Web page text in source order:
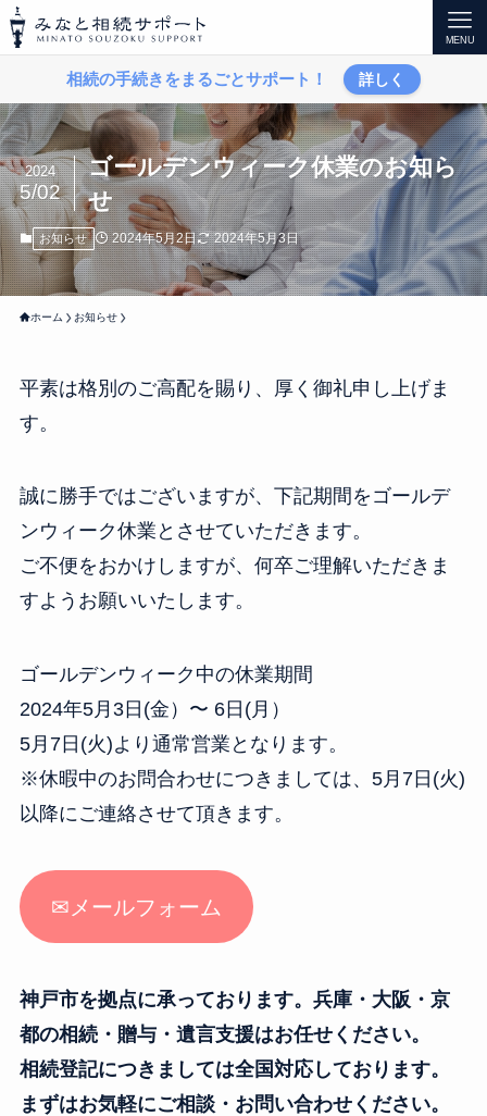
みなと相続サポート
MENU
相続の手続きをまるごとサポート！ 詳しく
ゴールデンウィーク休業のお知ら
せ
2024
5/02
お知らせ 2024年5月2日 2024年5月3日
ホーム お知らせ
平素は格別のご高配を賜り、厚く御礼申し上げま
す。
誠に勝手ではございますが、下記期間をゴールデ
ンウィーク休業とさせていただきます。
ご不便をおかけしますが、何卒ご理解いただきま
すようお願いいたします。
ゴールデンウィーク中の休業期間
2024年5月3日(金）〜 6日(月）
5月7日(火)より通常営業となります。
※休暇中のお問合わせにつきましては、5月7日(火)
以降にご連絡させて頂きます。
✉メールフォーム
神戸市を拠点に承っております。兵庫・大阪・京
都の相続・贈与・遺言支援はお任せください。
相続登記につきましては全国対応しております。
まずはお気軽にご相談・お問い合わせください。